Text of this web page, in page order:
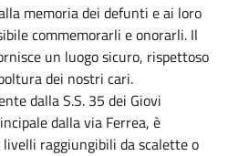
memoria dei defunti e ai loro
commemorarli e onorarli. Il
un luogo sicuro, rispettoso
dei nostri cari.
dalla S.S. 35 dei Giovi
dalla via Ferrea, è
raggiungibili da scalette o